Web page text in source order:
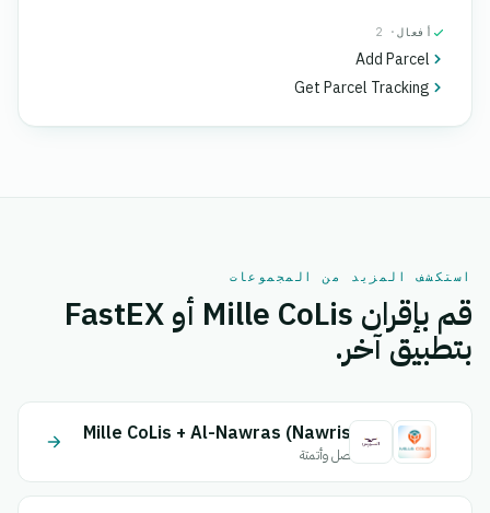
أفعال · 2
Add Parcel
Get Parcel Tracking
استكشف المزيد من المجموعات
قم بإقران Mille CoLis أو FastEX
بتطبيق آخر.
Mille CoLis + Al-Nawras (Nawris)
اتصل وأتمتة